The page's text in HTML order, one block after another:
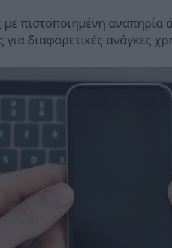
πιστοποιημένη αναπηρία
για διαφορετικές ανάγκες